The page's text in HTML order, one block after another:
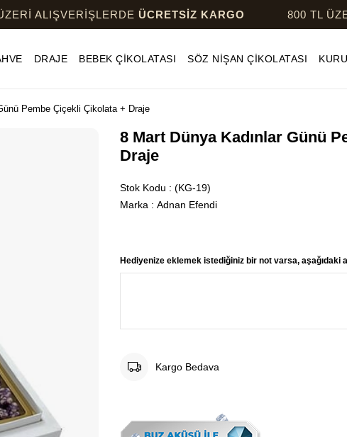
ÜCRETSİZ KARGO 800 TL ÜZERİ
DRAJE BEBEK ÇİKOLATASI SÖZ NİŞAN ÇİKOLATASI
Pembe Çiçekli Çikolata + Draje
8 Mart Dünya Kadınlar Günü
Draje
Stok Kodu
(KG-19)
Marka : Adnan Efendi
Hediyenize eklemek istediğiniz bir not varsa, aşağıdaki
Kargo Bedava